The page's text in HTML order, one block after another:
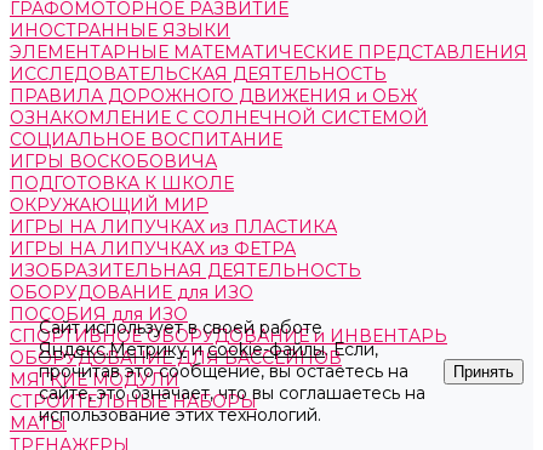
ГРАФОМОТОРНОЕ РАЗВИТИЕ
ИНОСТРАННЫЕ ЯЗЫКИ
ЭЛЕМЕНТАРНЫЕ МАТЕМАТИЧЕСКИЕ ПРЕДСТАВЛЕНИЯ
ИССЛЕДОВАТЕЛЬСКАЯ ДЕЯТЕЛЬНОСТЬ
ПРАВИЛА ДОРОЖНОГО ДВИЖЕНИЯ и ОБЖ
ОЗНАКОМЛЕНИЕ С СОЛНЕЧНОЙ СИСТЕМОЙ
СОЦИАЛЬНОЕ ВОСПИТАНИЕ
ИГРЫ ВОСКОБОВИЧА
ПОДГОТОВКА К ШКОЛЕ
ОКРУЖАЮЩИЙ МИР
ИГРЫ НА ЛИПУЧКАХ из ПЛАСТИКА
ИГРЫ НА ЛИПУЧКАХ из ФЕТРА
ИЗОБРАЗИТЕЛЬНАЯ ДЕЯТЕЛЬНОСТЬ
ОБОРУДОВАНИЕ для ИЗО
ПОСОБИЯ для ИЗО
СПОРТИВНОЕ ОБОРУДОВАНИЕ и ИНВЕНТАРЬ
ОБОРУДОВАНИЕ ДЛЯ БАССЕЙНОВ
МЯГКИЕ МОДУЛИ
СТРОИТЕЛЬНЫЕ НАБОРЫ
МАТЫ
ТРЕНАЖЕРЫ
Сайт использует в своей работе
Яндекс.Метрикуиcookie-файлы. Если,
прочитав это сообщение, вы остаетесь на
сайте, это означает, что вы соглашаетесь на
использование этих технологий.
Принять